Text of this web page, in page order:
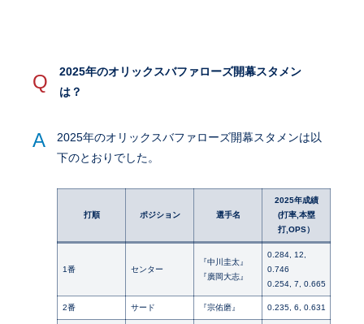
Q
2025年のオリックスバファローズ開幕スタメン
は？
A
2025年のオリックスバファローズ開幕スタメンは以
下のとおりでした。
打順 ポジション 選手名
2025年成績
(打率,本塁
打,OPS）
1番 センター
『中川圭太』
『廣岡大志』
0.284, 12,
0.746
0.254, 7, 0.665
2番 サード 『宗佑磨』 0.235, 6, 0.631